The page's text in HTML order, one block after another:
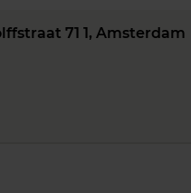
71 1, Amsterdam